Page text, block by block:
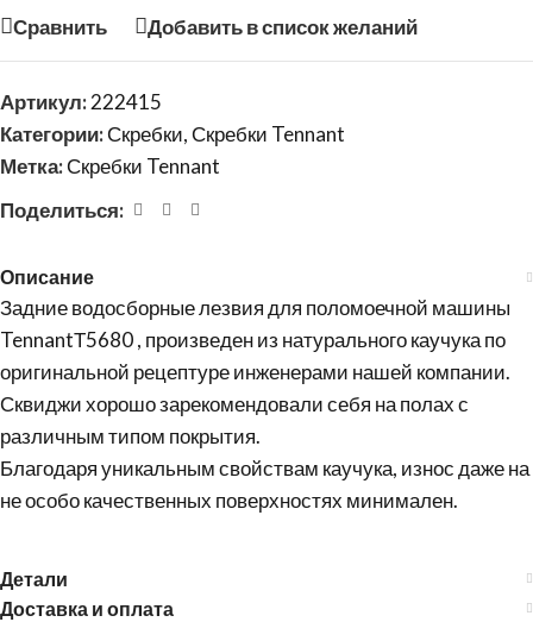
Сравнить Добавить в список желаний
Артикул:222415
Категории:Скребки,Скребки Tennant
Метка:Скребки Tennant
Поделиться:
Описание
Задние водосборные лезвия для поломоечной машины
TennantТ5680 , произведен из натурального каучука по
оригинальной рецептуре инженерами нашей компании.
Сквиджи хорошо зарекомендовали себя на полах с
различным типом покрытия.
Благодаря уникальным свойствам каучука, износ даже на
не особо качественных поверхностях минимален.
Детали
Доставка и оплата